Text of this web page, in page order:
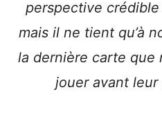
perspective
mais il ne tient qu’à
la dernière carte que
jouer avant